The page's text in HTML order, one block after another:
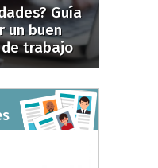
Guía
un buen
trabajo